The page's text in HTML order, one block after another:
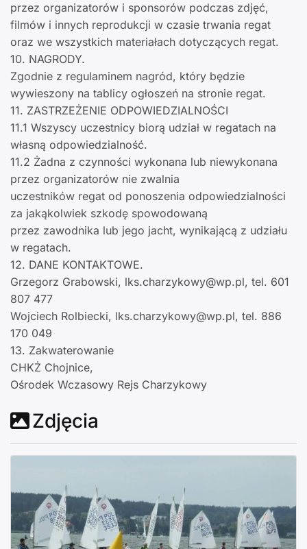
przez organizatorów i sponsorów podczas zdjęć,
filmów i innych reprodukcji w czasie trwania regat
oraz we wszystkich materiałach dotyczących regat.
10. NAGRODY.
Zgodnie z regulaminem nagród, który będzie
wywieszony na tablicy ogłoszeń na stronie regat.
11. ZASTRZEŻENIE ODPOWIEDZIALNOŚCI
11.1 Wszyscy uczestnicy biorą udział w regatach na
własną odpowiedzialność.
11.2 Żadna z czynności wykonana lub niewykonana
przez organizatorów nie zwalnia
uczestników regat od ponoszenia odpowiedzialności
za jakąkolwiek szkodę spowodowaną
przez zawodnika lub jego jacht, wynikającą z udziału
w regatach.
12. DANE KONTAKTOWE.
Grzegorz Grabowski, lks.charzykowy@wp.pl, tel. 601
807 477
Wojciech Rolbiecki, lks.charzykowy@wp.pl, tel. 886
170 049
13. Zakwaterowanie
CHKŻ Chojnice,
Ośrodek Wczasowy Rejs Charzykowy
Zdjęcia